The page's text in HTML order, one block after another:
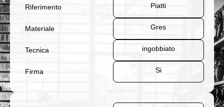
Riferimento Piatti
Materiale Gres
Tecnica ingobbiato
Firma Si